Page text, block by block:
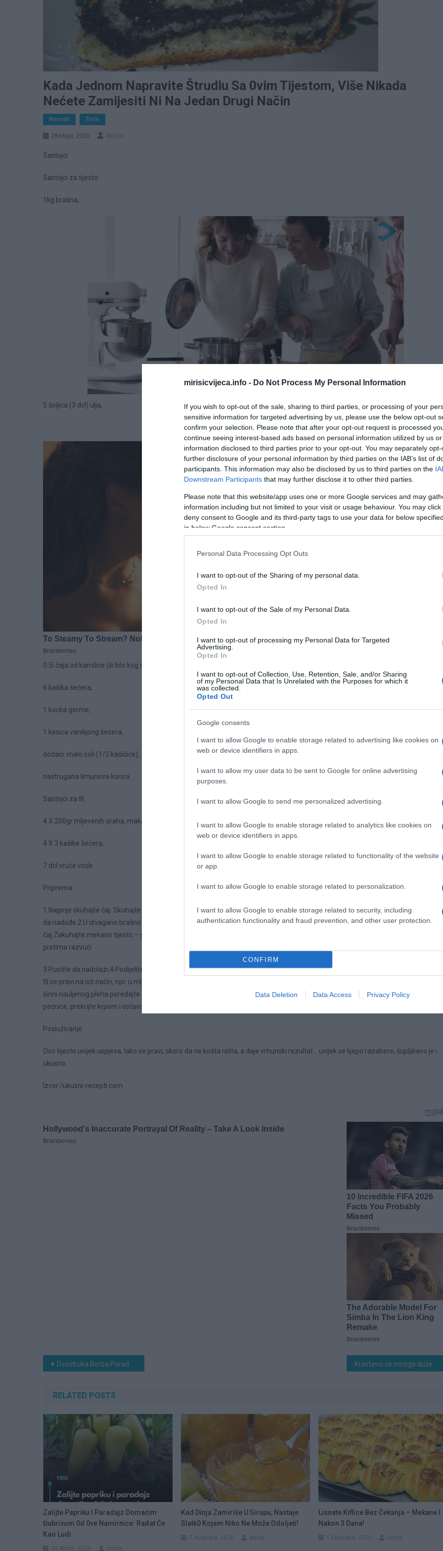
mirisicvijeca.info - Do Not Process My Personal Information
If you wish to opt-out of the sale, sharing to third parties, or processing of your
sensitive information for targeted advertising by us, please use the below opt-out
confirm your selection. Please note that after your opt-out request is processed
continue seeing interest-based ads based on personal information utilized by us
information disclosed to third parties prior to your opt-out. You may separately
further disclosure of your personal information by third parties on the IAB’s list of
participants. This information may also be disclosed by us to third parties on the
Downstream Participants that may further disclose it to other third parties.
Please note that this website/app uses one or more Google services and may
information including but not limited to your visit or usage behaviour. You may
deny consent to Google and its third-party tags to use your data for below
in below Google consent section.
Personal Data Processing Opt Outs
I want to opt-out of the Sharing of my personal data.
Opted In
I want to opt-out of the Sale of my Personal Data.
Opted In
I want to opt-out of processing my Personal Data for Targeted
Advertising.
Opted In
I want to opt-out of Collection, Use, Retention, Sale, and/or Sharing
of my Personal Data that Is Unrelated with the Purposes for which it
was collected.
Opted Out
Google consents
I want to allow Google to enable storage related to advertising like cookies on
web or device identifiers in apps.
I want to allow my user data to be sent to Google for online advertising
purposes.
I want to allow Google to send me personalized advertising.
I want to allow Google to enable storage related to analytics like cookies on
web or device identifiers in apps.
I want to allow Google to enable storage related to functionality of the website
or app.
I want to allow Google to enable storage related to personalization.
I want to allow Google to enable storage related to security, including
authentication functionality and fraud prevention, and other user protection.
CONFIRM
Data Deletion Data Access Privacy Policy
Kada Jednom Napravite Štrudlu Sa 0vim Tijestom, Više Nikada
Nećete Zamijesiti Ni Na Jedan Drugi Način
Novosti Torte
28 Maja, 2026 Amila
Sastojci
Sastojci za tijesto:
1kg brašna,
5 šoljica (3 dcl) ulja,
0.5l čaja od kamilice (ili bilo kog drugog),
6 kašika šećera,
1 kocka germe,
1 kesica vanilijong šećera,
dodaci: malo soli (1/2 kašičice),
nastrugana limunova korica.
Sastojci za fil:
4 X 200gr mljevenih oraha, maka, rogača, lješnika,
4 X 3 kašike šećera,
7 dcl vruće vode.
Priprema
1.Najprije skuhajte čaj. Skuhajte više, može zatrebati.Razmutite kocku germe sa 1 kašičicom šećera i malo tople vode, pa pustite
da nadođe.2.U izvagano brašno dodati ulje, šećer, nastruganu koricu limuna, vanilijin šećer, malo soli, te dodajte mlak, procjeđen
čaj.Zakuhajte mekano tijesto – ne brinite, kako bude nadolazilo, dobiće posebnu, podatnu strukturu tijesta, koju ćete moći čak
prstima razvući.
3.Pustite da nadolazi.4.Podijelite na 4 dijela. Razvaljajte pravougaonik u širini pleha od peći. Svaki dio tijesta posebno
fil se pravi na isti način, npr. u mljeveni mak se doda šećer i zalije vrelom vodom; ne smije biti prerijetko. Premažite, urolajte i po
širini nauljenog pleha poredajte 4 štrudle.6.Pecite na 220’C dok lijepo porumeni i zamiriše cijela kuća, oko 30 minuta.Izvadite iz
pećnice, prekrijte krpom i ostavite da se hladi. Pospite šećerom u prahu.
Posluživanje
Ovo tijesto uvijek uspjeva, lako se pravi, skoro da ne košta ništa, a daje vrhunski rezultat… uvijek se lijepo razabere, šupljikavo je i
ukusno.
Izvor:/ukusni-recepti.com
Navigacija
Dvostruka Berba Paradajza, Krastavaca I Bez Štetočina: Sipajte 0vo Domaće ČUD0 U Baštu
RELATED POSTS
Zalijte Papriku I Paradajz Domaćim
Đubrivom 0d 0ve Namirnice: Rađat Će
Kao Ludi
Kad Dinja Zamiriše U Sirupu, Nastaje
Slatk0 Kojem Niko Ne Može Odoljeti!
Lisnate Kiflice Bez Čekanja – Mekane I
Nakon 3 Dana!